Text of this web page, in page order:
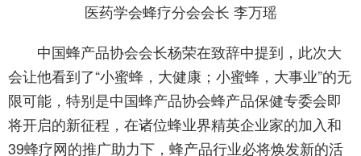
医药学会蜂疗分会会长 李万瑶
中国蜂产品协会会长杨荣在致辞中提到，此次大
会让他看到了“小蜜蜂，大健康；小蜜蜂，大事业”的无
限可能，特别是中国蜂产品协会蜂产品保健专委会即
将开启的新征程，在诸位蜂业界精英企业家的加入和
39蜂疗网的推广助力下，蜂产品行业必将焕发新的活